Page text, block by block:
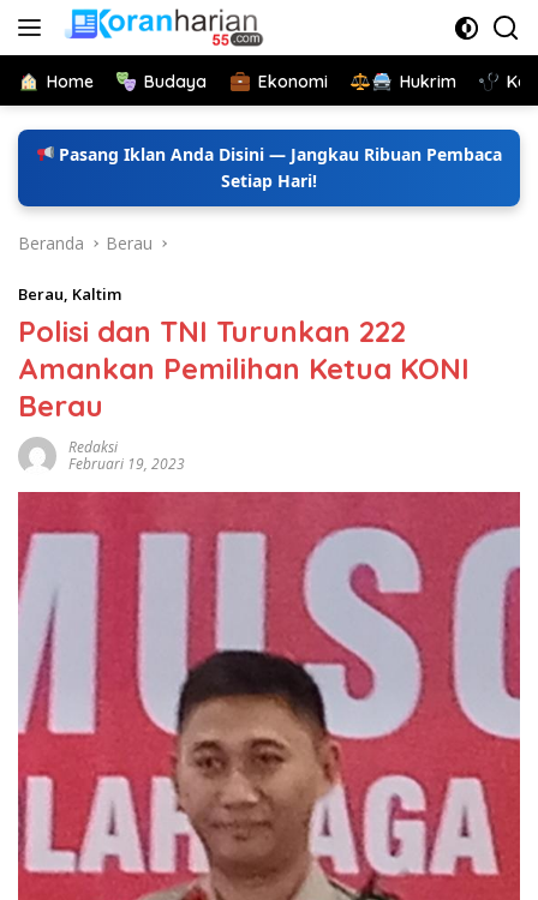
Langsung
Home Budaya Ekonomi Hukrim
Pasang Iklan Anda Disini — Jangkau Ribuan Pembaca
Setiap Hari!
Beranda Berau
Berau, Kaltim
Polisi dan TNI Turunkan 222
Amankan Pemilihan Ketua KONI
Berau
Redaksi
Februari 19, 2023